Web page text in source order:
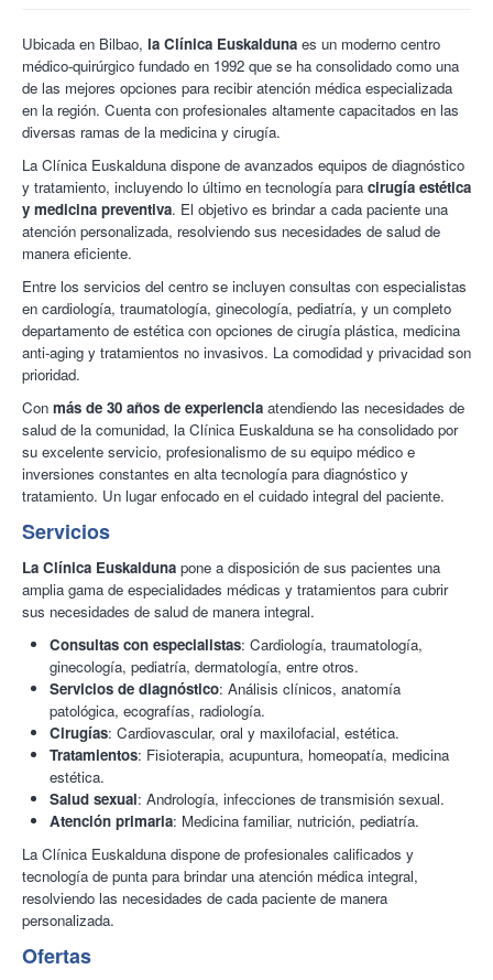
Ubicada en Bilbao, la Clínica Euskalduna es un moderno centro
médico-quirúrgico fundado en 1992 que se ha consolidado como una
de las mejores opciones para recibir atención médica especializada
en la región. Cuenta con profesionales altamente capacitados en las
diversas ramas de la medicina y cirugía.
La Clínica Euskalduna dispone de avanzados equipos de diagnóstico
y tratamiento, incluyendo lo último en tecnología para cirugía estética
y medicina preventiva. El objetivo es brindar a cada paciente una
atención personalizada, resolviendo sus necesidades de salud de
manera eficiente.
Entre los servicios del centro se incluyen consultas con especialistas
en cardiología, traumatología, ginecología, pediatría, y un completo
departamento de estética con opciones de cirugía plástica, medicina
anti-aging y tratamientos no invasivos. La comodidad y privacidad son
prioridad.
Con más de 30 años de experiencia atendiendo las necesidades de
salud de la comunidad, la Clínica Euskalduna se ha consolidado por
su excelente servicio, profesionalismo de su equipo médico e
inversiones constantes en alta tecnología para diagnóstico y
tratamiento. Un lugar enfocado en el cuidado integral del paciente.
Servicios
La Clínica Euskalduna pone a disposición de sus pacientes una
amplia gama de especialidades médicas y tratamientos para cubrir
sus necesidades de salud de manera integral.
Consultas con especialistas: Cardiología, traumatología,
ginecología, pediatría, dermatología, entre otros.
Servicios de diagnóstico: Análisis clínicos, anatomía
patológica, ecografías, radiología.
Cirugías: Cardiovascular, oral y maxilofacial, estética.
Tratamientos: Fisioterapia, acupuntura, homeopatía, medicina
estética.
Salud sexual: Andrología, infecciones de transmisión sexual.
Atención primaria: Medicina familiar, nutrición, pediatría.
La Clínica Euskalduna dispone de profesionales calificados y
tecnología de punta para brindar una atención médica integral,
resolviendo las necesidades de cada paciente de manera
personalizada.
Ofertas